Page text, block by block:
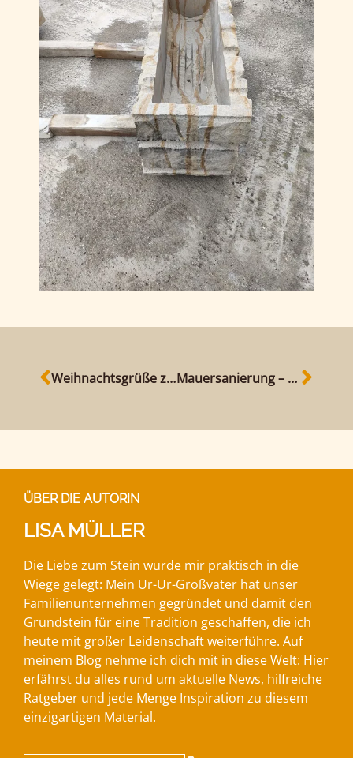
Weihnachtsgrüße zum Jahresausklang Mauersanierung – Sanieren statt Abriss.
ÜBER DIE AUTORIN
LISA MÜLLER
Die Liebe zum Stein wurde mir praktisch in die
Wiege gelegt: Mein Ur-Ur-Großvater hat unser
Familienunternehmen gegründet und damit den
Grundstein für eine Tradition geschaffen, die ich
heute mit großer Leidenschaft weiterführe. Auf
meinem Blog nehme ich dich mit in diese Welt: Hier
erfährst du alles rund um aktuelle News, hilfreiche
Ratgeber und jede Menge Inspiration zu diesem
einzigartigen Material.